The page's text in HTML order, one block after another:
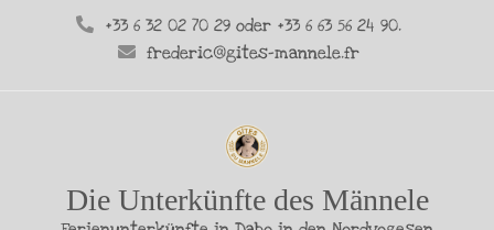
+33 6 32 02 70 29 oder +33 6 63 56 24 90.
frederic@gites-mannele.fr
Die Unterkünfte des Männele